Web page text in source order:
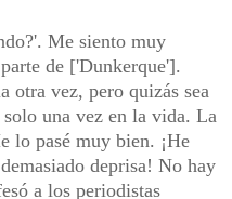
Me siento muy
de ['Dunkerque'].
otra vez, pero quizás sea
solo una vez en la vida. La
lo pasé muy bien. ¡He
deprisa! No hay
a los periodistas